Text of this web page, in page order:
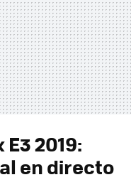
2019:
en directo